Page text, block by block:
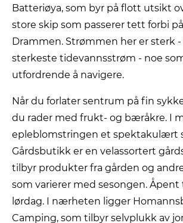
Batteriøya, som byr på flott utsikt
store skip som passerer tett forbi
Drammen. Strømmen her er sterk
sterkeste tidevannsstrøm - noe
utfordrende å navigere.
Når du forlater sentrum på fin
du rader med frukt- og bæråkre. I
epleblomstringen et spektakulært
Gårdsbutikk er en velassortert
tilbyr produkter fra gården og
som varierer med sesongen. Åpent
lørdag. I nærheten ligger
Camping, som tilbyr selvplukk av